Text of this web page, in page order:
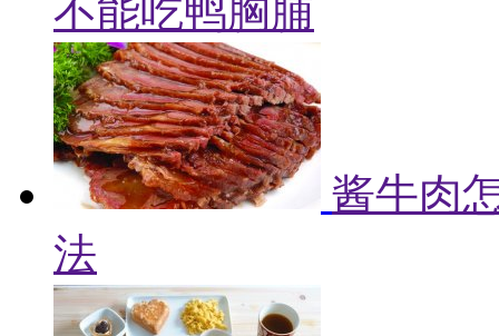
不能吃鸭胸脯
酱牛肉
法